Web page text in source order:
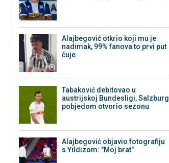
Alajbegović otkrio koji mu je
nadimak, 99% fanova to prvi put
čuje
Tabaković debitovao u
austrijskoj Bundesligi, Salzburg
pobjedom otvorio sezonu
Alajbegović objavio fotografiju
s Yildizom: "Moj brat"